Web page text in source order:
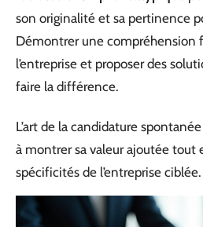
son originalité et sa pertinence
Démontrer une compréhension
l’entreprise et proposer des
faire la différence.
L’art de la candidature
à montrer sa valeur ajoutée tout
spécificités de l’entreprise ciblée.